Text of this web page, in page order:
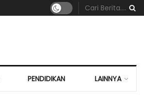
PENDIDIKAN LAINNYA